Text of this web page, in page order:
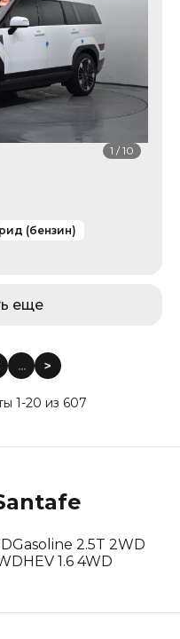
1 /10
(бензин)
еще
... <
1-20 из 607
Gasoline 2.5T 2WD
HEV 1.6 4WD